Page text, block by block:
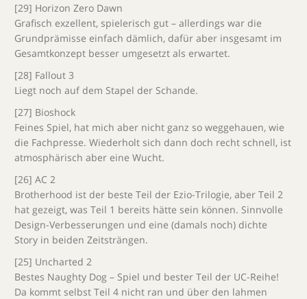
[29] Horizon Zero Dawn
Grafisch exzellent, spielerisch gut – allerdings war die
Grundprämisse einfach dämlich, dafür aber insgesamt im
Gesamtkonzept besser umgesetzt als erwartet.
[28] Fallout 3
Liegt noch auf dem Stapel der Schande.
[27] Bioshock
Feines Spiel, hat mich aber nicht ganz so weggehauen, wie
die Fachpresse. Wiederholt sich dann doch recht schnell, ist
atmosphärisch aber eine Wucht.
[26] AC 2
Brotherhood ist der beste Teil der Ezio-Trilogie, aber Teil 2
hat gezeigt, was Teil 1 bereits hätte sein können. Sinnvolle
Design-Verbesserungen und eine (damals noch) dichte
Story in beiden Zeitsträngen.
[25] Uncharted 2
Bestes Naughty Dog – Spiel und bester Teil der UC-Reihe!
Da kommt selbst Teil 4 nicht ran und über den lahmen